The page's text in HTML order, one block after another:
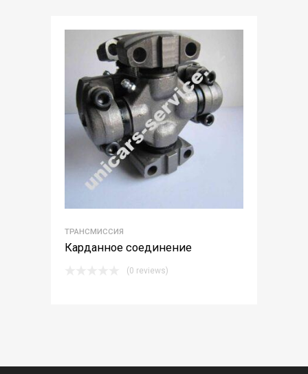
ТРАНСМИССИЯ
Карданное соединение
(0 reviews)